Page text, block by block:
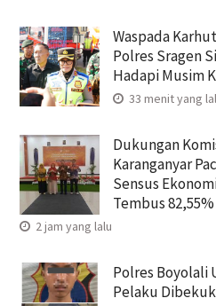
Waspada
Polres Sragen
Hadapi Musim
33 menit yang
Dukungan
Karanganyar
Sensus
Tembus 82,55%
2 jam yang lalu
Polres Boyolali
Pelaku